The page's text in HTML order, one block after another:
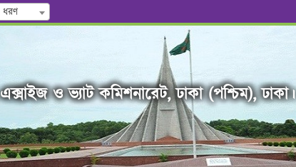
ও ভ্যাট কমিশনারেট, ঢাকা (পশ্চিম), ঢাকা।